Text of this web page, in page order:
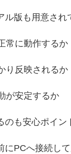
ル版も用意され
常に動作するか
り反映されるか
が安定するか
も安心ポイン
にPCへ接続し